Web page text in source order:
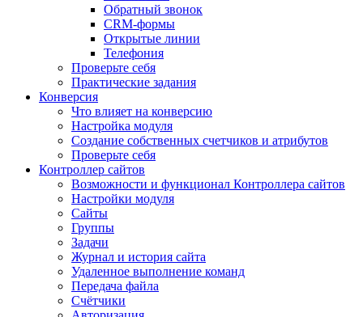
Обратный звонок
CRM-формы
Открытые линии
Телефония
Проверьте себя
Практические задания
Конверсия
Что влияет на конверсию
Настройка модуля
Создание собственных счетчиков и атрибутов
Проверьте себя
Контроллер сайтов
Возможности и функционал Контроллера сайтов
Настройки модуля
Сайты
Группы
Задачи
Журнал и история сайта
Удаленное выполнение команд
Передача файла
Счётчики